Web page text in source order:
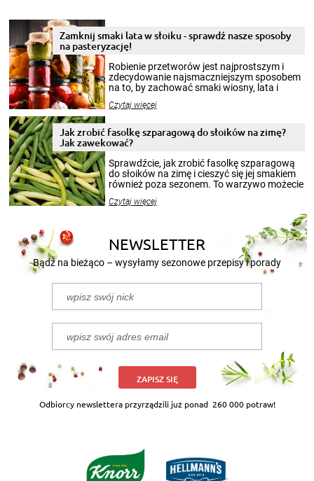
Zamknij smaki lata w słoiku - sprawdź nasze sposoby
na pasteryzację!
Robienie przetworów jest najprostszym i
zdecydowanie najsmaczniejszym sposobem
na to, by zachować smaki wiosny, lata i
krajobrazów, by cieszyć nimi oko w sezonie
pełni poczuć atmosferę cieplejszych
miesięcy. Przygotowanie słoików ze
patenty, które pozwolą zachować świeżość
przetworów.
Czytaj więcej
Jak zrobić fasolkę szparagową do słoików na zimę?
Jak zawekować?
Sprawdźcie, jak zrobić fasolkę szparagową
do słoików na zimę i cieszyć się jej smakiem
również poza sezonem. To warzywo możecie
nasze propozycje!
Czytaj więcej
NEWSLETTER
Bądź na bieżąco – wysyłamy sezonowe przepisy i porady
ZAPISZ SIĘ
Odbiorcy newslettera przyrządzili już ponad 260 000 potraw!